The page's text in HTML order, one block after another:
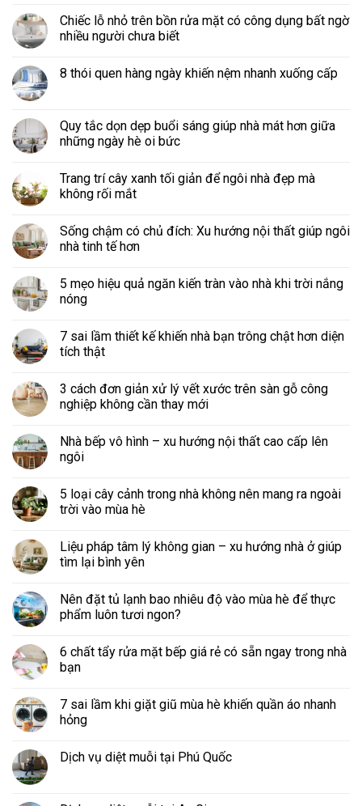
Chiếc lỗ nhỏ trên bồn rửa mặt có công dụng bất ngờ
nhiều người chưa biết
8 thói quen hàng ngày khiến nệm nhanh xuống cấp
Quy tắc dọn dẹp buổi sáng giúp nhà mát hơn giữa
những ngày hè oi bức
Trang trí cây xanh tối giản để ngôi nhà đẹp mà
không rối mắt
Sống chậm có chủ đích: Xu hướng nội thất giúp ngôi
nhà tinh tế hơn
5 mẹo hiệu quả ngăn kiến tràn vào nhà khi trời nắng
nóng
7 sai lầm thiết kế khiến nhà bạn trông chật hơn diện
tích thật
3 cách đơn giản xử lý vết xước trên sàn gỗ công
nghiệp không cần thay mới
Nhà bếp vô hình – xu hướng nội thất cao cấp lên
ngôi
5 loại cây cảnh trong nhà không nên mang ra ngoài
trời vào mùa hè
Liệu pháp tâm lý không gian – xu hướng nhà ở giúp
tìm lại bình yên
Nên đặt tủ lạnh bao nhiêu độ vào mùa hè để thực
phẩm luôn tươi ngon?
6 chất tẩy rửa mặt bếp giá rẻ có sẵn ngay trong nhà
bạn
7 sai lầm khi giặt giũ mùa hè khiến quần áo nhanh
hỏng
Dịch vụ diệt muỗi tại Phú Quốc